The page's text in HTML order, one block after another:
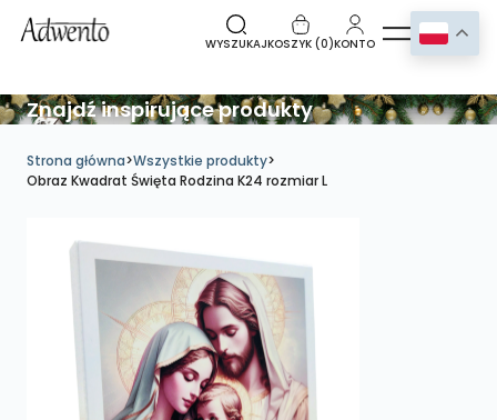
WYSZUKAJKOSZYK (0)KONTO
Znajdź inspirujące produkty
Strona główna>Wszystkie produkty>
Obraz Kwadrat Święta Rodzina K24 rozmiar L